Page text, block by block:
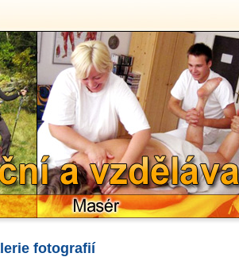
Masér
fotografií